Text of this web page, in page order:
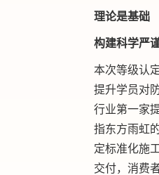
理论是基础
构建科学严
本次等级认
提升学员对
行业第一家
指东方雨虹
定标准化施
交付，消费